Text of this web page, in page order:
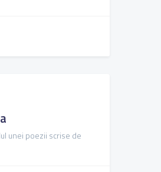
unei poezii scrise de